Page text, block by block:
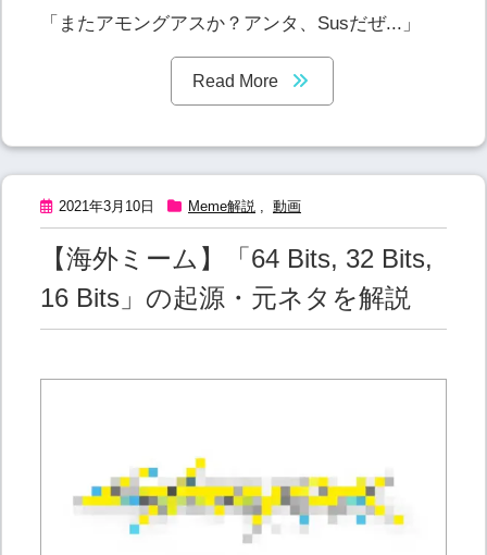
「またアモングアスか？アンタ、Susだぜ...」
Read More
2021年3月10日 Meme解説 , 動画
【海外ミーム】「64 Bits, 32 Bits,
16 Bits」の起源・元ネタを解説